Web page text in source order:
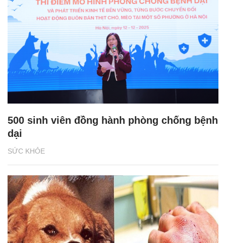
SỨC KHỎE
500 sinh viên đồng hành phòng chống bệnh
dại